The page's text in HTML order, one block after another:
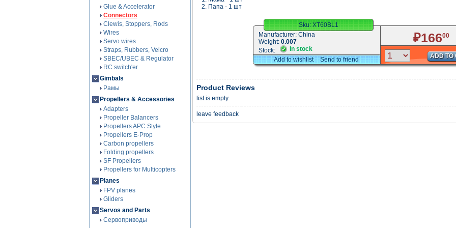
Glue & Accelerator
Connectors
Clewis, Stoppers, Rods
Wires
Servo wires
Straps, Rubbers, Velcro
SBEC/UBEC & Regulator
RC switch'er
Gimbals
Рамы
Propellers & Accessories
Adapters
Propeller Balancers
Propellers APC Style
Propellers E-Prop
Carbon propellers
Folding propellers
SF Propellers
Propellers for Multicopters
Planes
FPV planes
Gliders
Servos and Parts
Сервоприводы
2. Папа - 1 шт
Sku:XT60BL1
Manufacturer: China
Weight: 0.007
Stock:
In stock
Add to wishlist
Send to friend
₽16600
ADD TO
Product Reviews
list is empty
leave feedback